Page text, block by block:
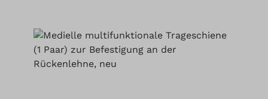
Ignorer la galerie d'images